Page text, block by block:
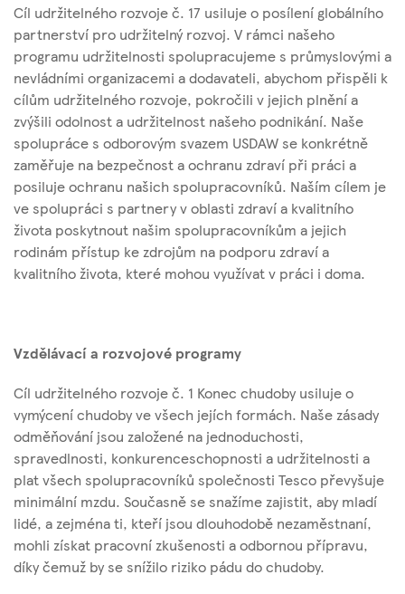
Cíl udržitelného rozvoje č. 17 usiluje o posílení globálního
partnerství pro udržitelný rozvoj. V rámci našeho
programu udržitelnosti spolupracujeme s průmyslovými a
nevládními organizacemi a dodavateli, abychom přispěli k
cílům udržitelného rozvoje, pokročili v jejich plnění a
zvýšili odolnost a udržitelnost našeho podnikání. Naše
spolupráce s odborovým svazem USDAW se konkrétně
zaměřuje na bezpečnost a ochranu zdraví při práci a
posiluje ochranu našich spolupracovníků. Naším cílem je
ve spolupráci s partnery v oblasti zdraví a kvalitního
života poskytnout našim spolupracovníkům a jejich
rodinám přístup ke zdrojům na podporu zdraví a
kvalitního života, které mohou využívat v práci i doma.
Vzdělávací a rozvojové programy
Cíl udržitelného rozvoje č. 1 Konec chudoby usiluje o
vymýcení chudoby ve všech jejích formách. Naše zásady
odměňování jsou založené na jednoduchosti,
spravedlnosti, konkurenceschopnosti a udržitelnosti a
plat všech spolupracovníků společnosti Tesco převyšuje
minimální mzdu. Současně se snažíme zajistit, aby mladí
lidé, a zejména ti, kteří jsou dlouhodobě nezaměstnaní,
mohli získat pracovní zkušenosti a odbornou přípravu,
díky čemuž by se snížilo riziko pádu do chudoby.